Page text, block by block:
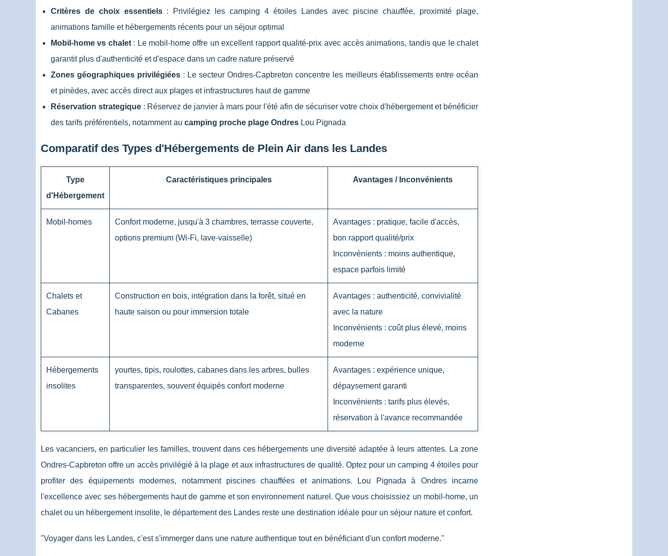
Critères de choix essentiels: Privilégiez les camping 4 étoiles Landes avec piscine chauffée, proximité plage,
animations famille et hébergements récents pour un séjour optimal
Mobil-home vs chalet: Le mobil-home offre un excellent rapport qualité-prix avec accès animations, tandis que le chalet
garantit plus d'authenticité et d'espace dans un cadre nature préservé
Zones géographiques privilégiées : Le secteur Ondres-Capbreton concentre les meilleurs établissements entre océan
et pinèdes, avec accès direct aux plages et infrastructures haut de gamme
Réservation strategique : Réservez de janvier à mars pour l'été afin de sécuriser votre choix d'hébergement et bénéficier
des tarifs préférentiels, notamment au camping proche plage Ondres Lou Pignada
Comparatif des Types d'Hébergements de Plein Air dans les Landes
Type
d'Hébergement
Caractéristiques principales Avantages / Inconvénients
Mobil-homes
Confort moderne, jusqu'à 3 chambres, terrasse couverte,
options premium (Wi-Fi, lave-vaisselle)
Avantages : pratique, facile d'accès,
bon rapport qualité/prix
Inconvénients : moins authentique,
espace parfois limité
Chalets et
Cabanes
Construction en bois, intégration dans la forêt, situé en
haute saison ou pour immersion totale
Avantages : authenticité, convivialité
avec la nature
Inconvénients : coût plus élevé, moins
moderne
Hébergements
insolites
yourtes, tipis, roulottes, cabanes dans les arbres, bulles
transparentes, souvent équipés confort moderne
Avantages : expérience unique,
dépaysement garanti
Inconvénients : tarifs plus élevés,
réservation à l'avance recommandée
Les vacanciers, en particulier les familles, trouvent dans ces hébergements une diversité adaptée à leurs attentes. La zone
Ondres-Capbreton offre un accès privilégié à la plage et aux infrastructures de qualité. Optez pour un camping 4 étoiles pour
profiter des équipements modernes, notamment piscines chauffées et animations. Lou Pignada à Ondres incarne
l'excellence avec ses hébergements haut de gamme et son environnement naturel. Que vous choisissiez un mobil-home, un
chalet ou un hébergement insolite, le département des Landes reste une destination idéale pour un séjour nature et confort.
"Voyager dans les Landes, c'est s'immerger dans une nature authentique tout en bénéficiant d'un confort moderne."